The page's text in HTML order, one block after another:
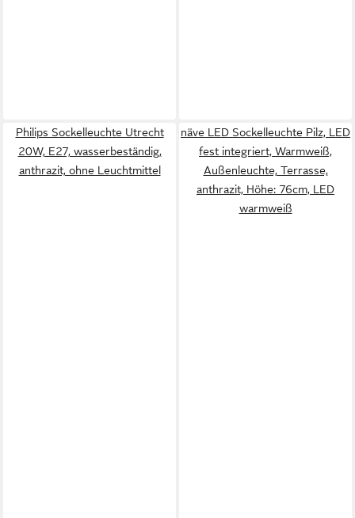
Philips Sockelleuchte Utrecht
20W, E27, wasserbeständig,
anthrazit, ohne Leuchtmittel
näve LED Sockelleuchte Pilz, LED
fest integriert, Warmweiß,
Außenleuchte, Terrasse,
anthrazit, Höhe: 76cm, LED
warmweiß